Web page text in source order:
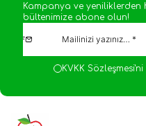
Kampanya ve
bültenimize abone olun!
KVKK Sözleşmesi'ni